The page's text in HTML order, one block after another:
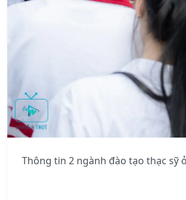
Thông tin 2 ngành đào tạo thạc sỹ